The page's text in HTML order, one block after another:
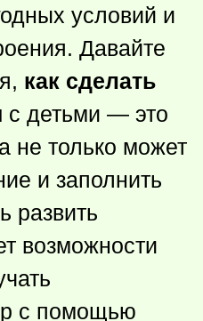
условий и
Давайте
как сделать
с детьми — это
не только может
и заполнить
развить
возможности
с помощью